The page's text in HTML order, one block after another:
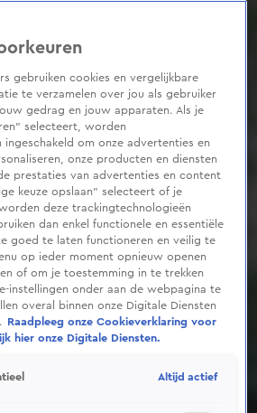
gebruiken cookies en vergelijkbare
te verzamelen over jou als gebruiker
gedrag en jouw apparaten. Als je
selecteert, worden
om onze advertenties en
onze producten en diensten
prestaties van advertenties en content
keuze opslaan” selecteert of je
deze trackingtechnologieën
dan enkel functionele en essentiële
goed te laten functioneren en veilig te
op ieder moment opnieuw openen
of om je toestemming in te trekken
instellingen onder aan de webpagina te
overal binnen onze Digitale Diensten
Raadpleeg onze Cookieverklaring voor
hier onze Digitale Diensten.
Altijd actief